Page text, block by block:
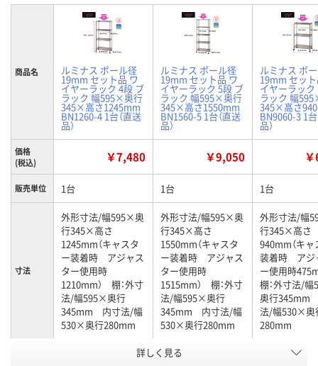
商品名 ルミナス ポール径
19mm セット品 ワ
イヤーラック 4段 ブ
ラック 幅595×奥行
345×高さ1245mm
BN1260-4 1台（直送
品）
ルミナス ポール径
19mm セット品 ワ
イヤーラック 5段 ブ
ラック 幅595×奥行
345×高さ1550mm
BN1560-5 1台（直送
品）
ルミナス ポ
19mm セッ
イヤーラック
ラック 幅
345×高さ
BN9060-3 1台
品）
価格
(税込)
￥7,480 ￥9,050
販売単位 1台 1台 1台
寸法
外形寸法/幅595×奥
行345×高さ
1245mm（キャスタ
ー装着時 アジャス
ター使用時
1210mm） 棚：外寸
法/幅595×奥行
345mm 内寸法/幅
530×奥行280mm
外形寸法/幅595×奥
行345×高さ
1550mm（キャスタ
ー装着時 アジャス
ター使用時
1515mm） 棚：外寸
法/幅595×奥行
345mm 内寸法/幅
530×奥行280mm
外形寸法/幅
行345×高さ
940mm（キ
装着時 アジ
ー使用時
棚：外寸法/
奥行345mm
法/幅530×奥
280mm
5段
詳しく見る